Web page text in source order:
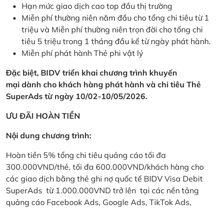
Hạn mức giao dịch cao top đầu thị trường
Miễn phí thường niên năm đầu cho tổng chi tiêu từ 1
triệu và Miễn phí thường niên trọn đời cho tổng chi
tiêu 5 triệu trong 1 tháng đầu kể từ ngày phát hành.
Miễn phí phát hành Thẻ phi vật lý
Đặc biệt, BIDV triển khai chương trình khuyến
mại dành cho khách hàng phát hành và chi tiêu Thẻ
SuperAds từ ngày 10/02-10/05/2026.
ƯU ĐÃI HOÀN TIỀN
Nội dung chương trình:
Hoàn tiền 5% tổng chi tiêu quảng cáo tối đa
300.000VND/thẻ, tối đa 600.000VND/khách hàng cho
các giao dịch bằng thẻ ghi nợ quốc tế BIDV Visa Debit
SuperAds từ 1.000.000VND trở lên tại các nền tảng
quảng cáo Facebook Ads, Google Ads, TikTok Ads,